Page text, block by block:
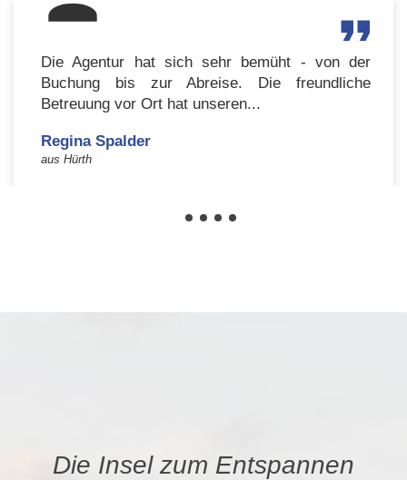
Die Agentur hat sich sehr bemüht - von der
Buchung bis zur Abreise. Die freundliche
Betreuung vor Ort hat unseren...
Regina Spalder
aus Hürth
Die Insel zum Entspannen